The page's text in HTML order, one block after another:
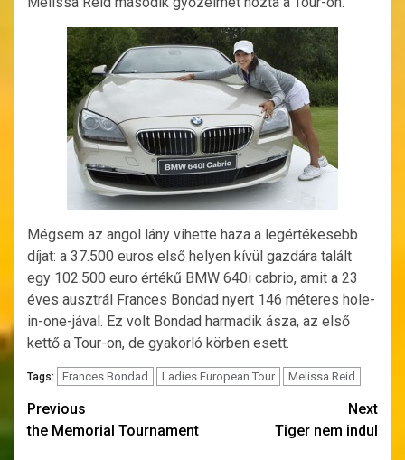
Mégsem az angol lány vihette haza a legértékesebb
díjat: a 37.500 euros első helyen kívül gazdára talált
egy 102.500 euro értékű BMW 640i cabrio, amit a 23
éves ausztrál Frances Bondad nyert 146 méteres hole-
in-one-jával. Ez volt Bondad harmadik ásza, az első
kettő a Tour-on, de gyakorló körben esett.
Tags: Frances Bondad Ladies European Tour Melissa Reid
Post
navigation
Previous
the Memorial Tournament
Next
Tiger nem indul